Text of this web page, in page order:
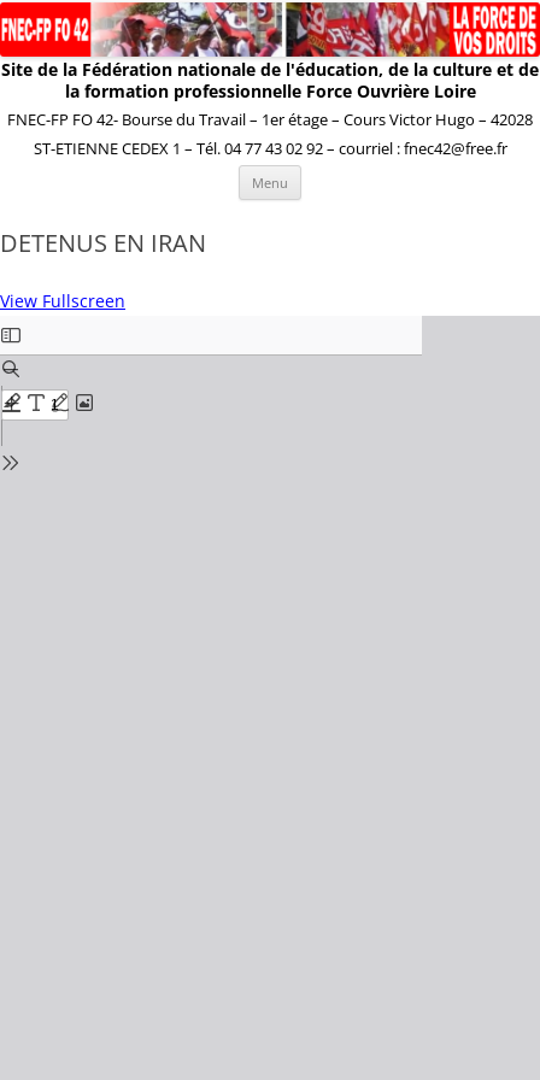
Site de la Fédération nationale de l'éducation, de la culture et de
la formation professionnelle Force Ouvrière Loire
FNEC-FP FO 42- Bourse du Travail – 1er étage – Cours Victor Hugo – 42028
ST-ETIENNE CEDEX 1 – Tél. 04 77 43 02 92 – courriel : fnec42@free.fr
Menu
DETENUS EN IRAN
View Fullscreen